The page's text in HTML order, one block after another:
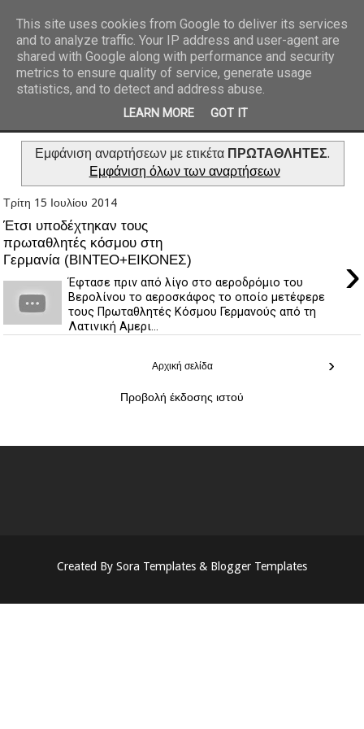
REPORTAZ NET
Εμφάνιση αναρτήσεων με ετικέτα ΠΡΩΤΑΘΛΗΤΕΣ.
Εμφάνιση όλων των αναρτήσεων
Τρίτη 15 Ιουλίου 2014
Έτσι υποδέχτηκαν τους
πρωταθλητές κόσμου στη
Γερμανία (ΒΙΝΤΕΟ+ΕΙΚΟΝΕΣ)
›
Έφτασε πριν από λίγο στο αεροδρόμιο του
Βερολίνου το αεροσκάφος το οποίο μετέφερε
τους Πρωταθλητές Κόσμου Γερμανούς από τη
Λατινική Αμερι...
›
Αρχική σελίδα
Προβολή έκδοσης ιστού
Created By Sora Templates & Blogger Templates
This site uses cookies from Google to deliver its services
and to analyze traffic. Your IP address and user-agent are
shared with Google along with performance and security
metrics to ensure quality of service, generate usage
statistics, and to detect and address abuse.
LEARN MORE GOT IT